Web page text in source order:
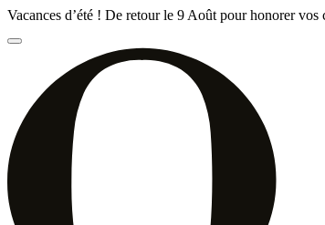
Vacances d’été ! De retour le 9 Août pour honorer